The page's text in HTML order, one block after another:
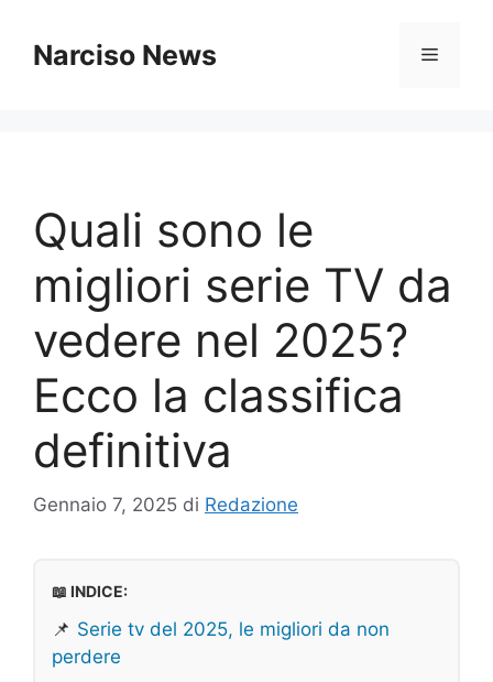
contenuto
Narciso News Menu
Quali sono le
migliori serie TV da
vedere nel 2025?
Ecco la classifica
definitiva
Gennaio 7, 2025 di Redazione
📖 INDICE:
📌 Serie tv del 2025, le migliori da non
perdere